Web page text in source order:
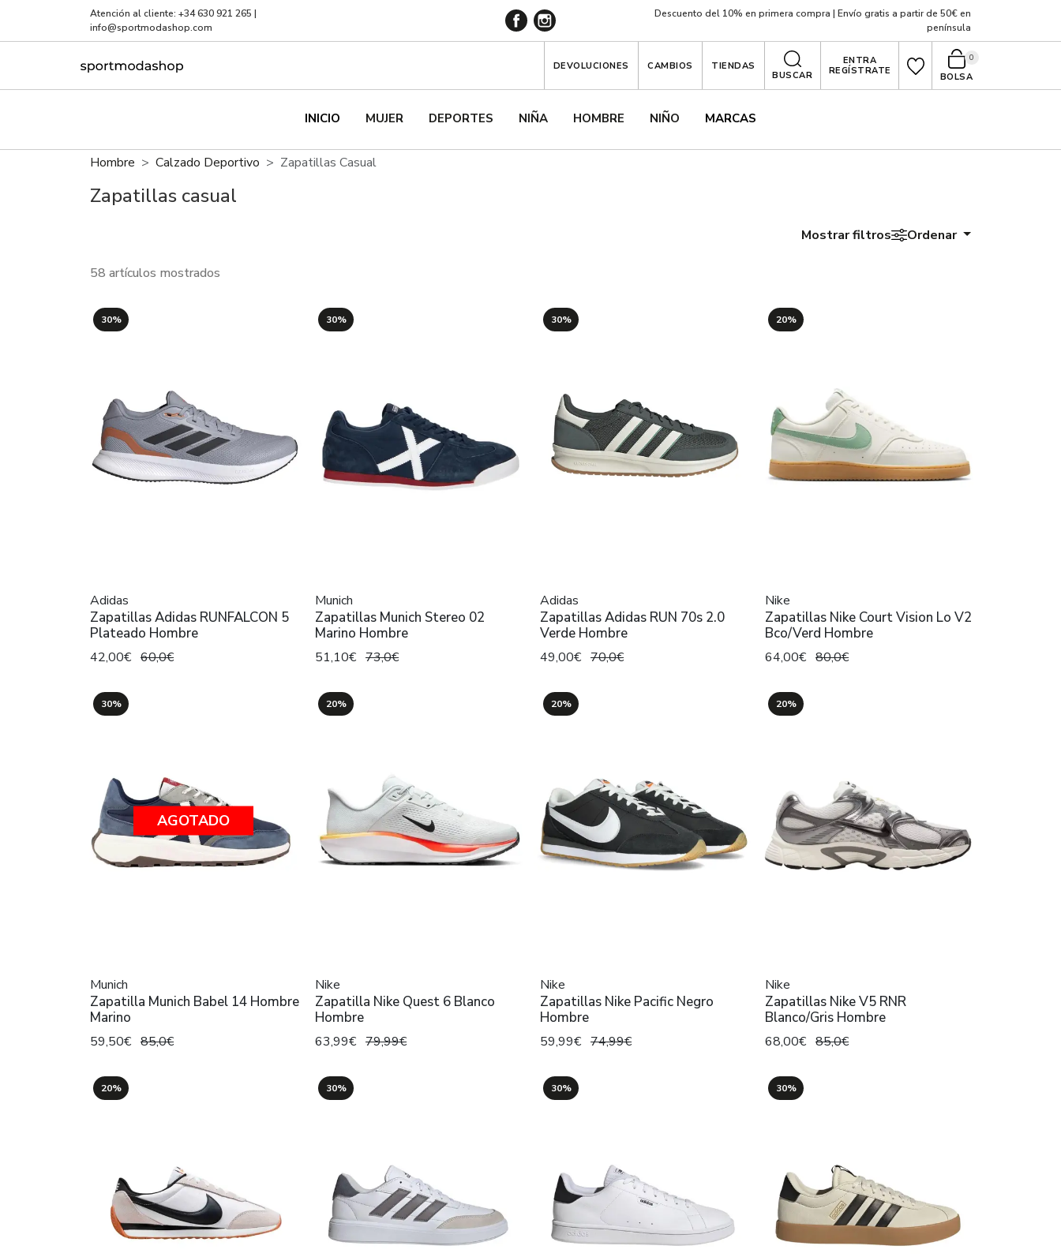
Atención al cliente: +34 630 921 265 |
info@sportmodashop.com
Descuento del 10% en primera compra | Envío gratis a partir de 50€ en
península
INICIO MUJER DEPORTES NIÑA HOMBRE NIÑO MARCAS
DEVOLUCIONES CAMBIOS
TIENDAS
BUSCAR
ENTRA
REGÍSTRATE
BOLSA
0
Hombre Calzado Deportivo Zapatillas Casual
Zapatillas casual
Mostrar filtros Ordenar
58 artículos mostrados
30%
Adidas
Zapatillas Adidas RUNFALCON 5
Plateado Hombre
42,00€ 60,0€
30%
Munich
Zapatillas Munich Stereo 02
Marino Hombre
51,10€ 73,0€
30%
Adidas
Zapatillas Adidas RUN 70s 2.0
Verde Hombre
49,00€ 70,0€
20%
Nike
Zapatillas Nike Court Vision Lo V2
Bco/Verd Hombre
64,00€ 80,0€
30%
AGOTADO
Munich
Zapatilla Munich Babel 14 Hombre
Marino
59,50€ 85,0€
20%
Nike
Zapatilla Nike Quest 6 Blanco
Hombre
63,99€ 79,99€
20%
Nike
Zapatillas Nike Pacific Negro
Hombre
59,99€ 74,99€
20%
Nike
Zapatillas Nike V5 RNR
Blanco/Gris Hombre
68,00€ 85,0€
20% 30% 30% 30%